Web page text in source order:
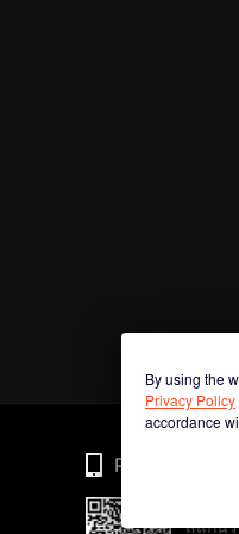
By using the
Privacy Policy
accordance
Phone
สแกน